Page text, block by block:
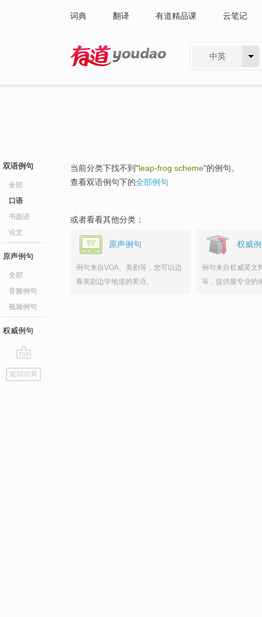
词典 翻译 有道精品课 云笔记
中英
双语例句
全部
口语
书面语
论文
原声例句
全部
音频例句
视频例句
权威例句
go
top
返回词典
当前分类下找不到"leap-frog scheme"的例句。
查看双语例句下的全部例句
或者看看其他分类：
原声例句
例句来自VOA、美剧等，您可以边
看美剧边学地道的美语。
权威
例句来自权威英文
等，提供最专业的